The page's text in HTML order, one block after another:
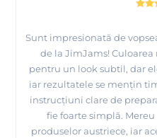
Sunt impresionată de
de la JimJams!
pentru un look subtil, dar
iar rezultatele se mențin
instrucțiuni clare de
fie foarte simplă.
produselor austriece, iar